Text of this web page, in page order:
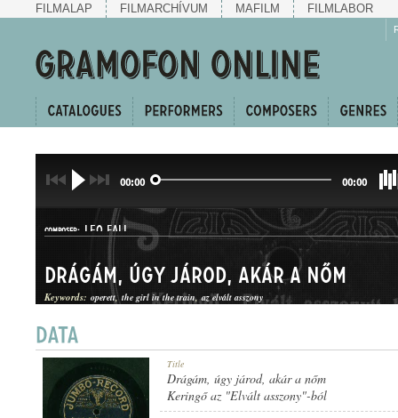
FILMALAP FILMARCHÍVUM MAFILM FILMLABOR
00:00 00:00
COMPOSER: LEO FALL
KERINGŐ
Drágám, úgy járod, akár a nőm
Keywords: operett the girl in the train az elvált asszony
Title
Drágám, úgy járod, akár a nőm
Keringő az "Elvált asszony"-ból